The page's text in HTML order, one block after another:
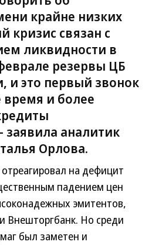
крайне низких
кризис связан с
ликвидности в
резервы ЦБ
и это первый звонок
и более
аналитик
Орлова.
на дефицит
падением цен
эмитентов,
Внешторгбанк. Но среди
был заметен и